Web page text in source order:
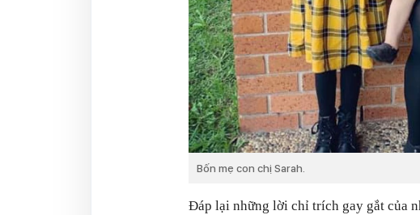
Bốn mẹ con chị Sarah.
Đáp lại những lời chỉ trích gay gắt của